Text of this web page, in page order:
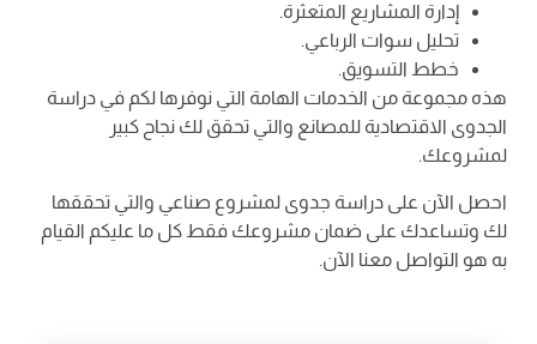
إدارة المشاريع المتعثرة.
تحليل سوات الرباعي.
خطط التسويق.
هذه مجموعة من الخدمات الهامة التي نوفرها لكم في دراسة
الجدوى الاقتصادية للمصانع والتي تحقق لك نجاح كبير
لمشروعك.
احصل الآن على دراسة جدوى لمشروع صناعي والتي تحققها
لك وتساعدك على ضمان مشروعك فقط كل ما عليكم القيام
به هو التواصل معنا الآن.